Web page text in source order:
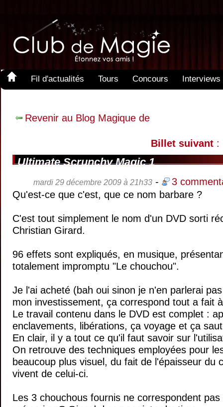
Fil d'actualités Tours Concours Interviews
Revenir au Blog Magique de
Billet suivant :
Ultimate Scrunchy Magic 1
mardi 29 décembre 2009 à 21h33 -
3
Qu'est-ce que c'est, que ce nom barbare ?
C'est tout simplement le nom d'un DVD sorti
Christian Girard.
96 effets sont expliqués, en musique,
totalement impromptu "Le chouchou".
Je l'ai acheté (bah oui sinon je n'en parlerai
mon investissement, ça correspond tout a fait
Le travail contenu dans le DVD est complet :
enclavements, libérations, ça voyage et ça
En clair, il y a tout ce qu'il faut savoir sur
On retrouve des techniques employées pour
beaucoup plus visuel, du fait de l'épaisseur du
vivent de celui-ci.
Les 3 chouchous fournis ne correspondent